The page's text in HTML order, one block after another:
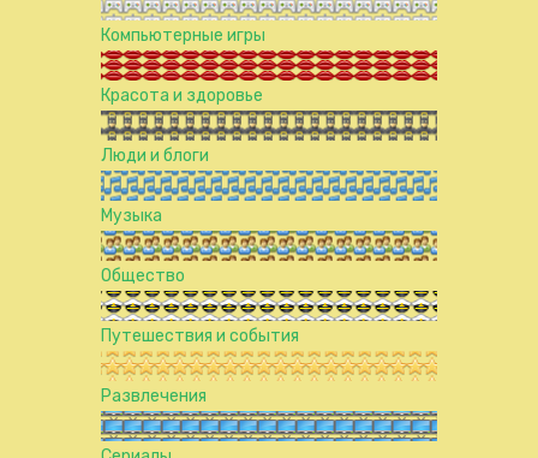
Компьютерные игры
Красота и здоровье
Люди и блоги
Музыка
Общество
Путешествия и события
Развлечения